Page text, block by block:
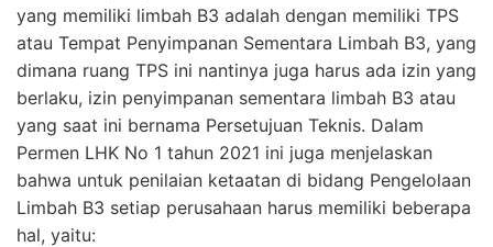
yang memiliki limbah B3 adalah dengan memiliki TPS
atau Tempat Penyimpanan Sementara Limbah B3, yang
dimana ruang TPS ini nantinya juga harus ada izin yang
berlaku, izin penyimpanan sementara limbah B3 atau
yang saat ini bernama Persetujuan Teknis. Dalam
Permen LHK No 1 tahun 2021 ini juga menjelaskan
bahwa untuk penilaian ketaatan di bidang Pengelolaan
Limbah B3 setiap perusahaan harus memiliki beberapa
hal, yaitu: